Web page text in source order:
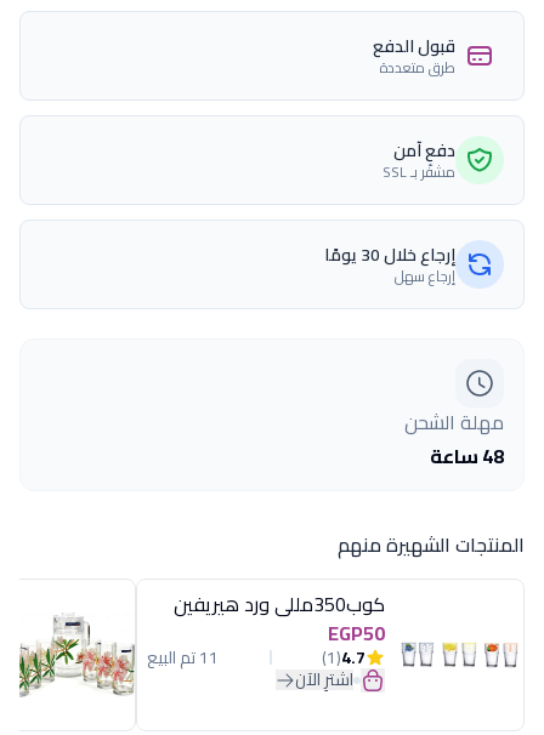
قبول الدفع
طرق متعددة
دفع آمن
مشفّر بـ SSL
إرجاع خلال 30 يومًا
إرجاع سهل
مهلة الشحن
48 ساعة
المنتجات الشهيرة منهم
كوب350مللى ورد هيريفين
EGP50
4.7
(1) 11 تم البيع
اشترِ الآن